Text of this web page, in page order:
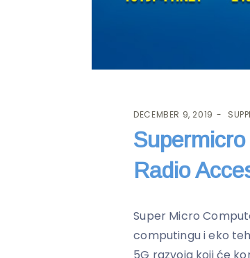
DECEMBER 9, 2019
Radio
Super Micro
computingu i eko